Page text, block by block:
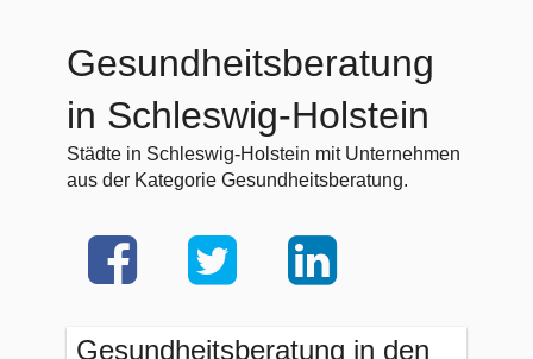
Gesundheitsberatung
in Schleswig-Holstein
Städte in Schleswig-Holstein mit Unternehmen
aus der Kategorie Gesundheitsberatung.
Gesundheitsberatung in den